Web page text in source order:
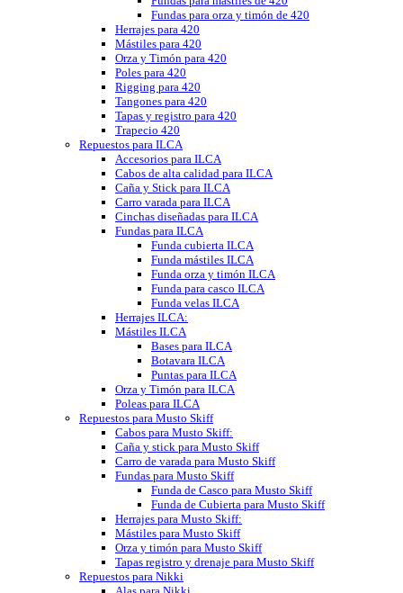
Fundas para orza y timón de 420
Herrajes para 420
Mástiles para 420
Orza y Timón para 420
Poles para 420
Rigging para 420
Tangones para 420
Tapas y registro para 420
Trapecio 420
Repuestos para ILCA
Accesorios para ILCA
Cabos de alta calidad para ILCA
Caña y Stick para ILCA
Carro varada para ILCA
Cinchas diseñadas para ILCA
Fundas para ILCA
Funda cubierta ILCA
Funda mástiles ILCA
Funda orza y timón ILCA
Funda para casco ILCA
Funda velas ILCA
Herrajes ILCA:
Mástiles ILCA
Bases para ILCA
Botavara ILCA
Puntas para ILCA
Orza y Timón para ILCA
Poleas para ILCA
Repuestos para Musto Skiff
Cabos para Musto Skiff:
Caña y stick para Musto Skiff
Carro de varada para Musto Skiff
Fundas para Musto Skiff
Funda de Casco para Musto Skiff
Funda de Cubierta para Musto Skiff
Herrajes para Musto Skiff:
Mástiles para Musto Skiff
Orza y timón para Musto Skiff
Tapas registro y drenaje para Musto Skiff
Repuestos para Nikki